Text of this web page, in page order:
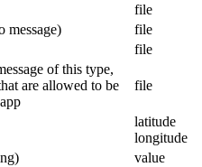
file
message)
file
file
of this type,
are allowed to be
file
latitude
longitude
value